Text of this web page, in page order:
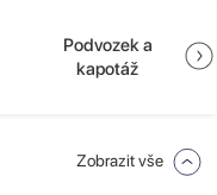
Podvozek a
kapotáž
Zobrazit vše